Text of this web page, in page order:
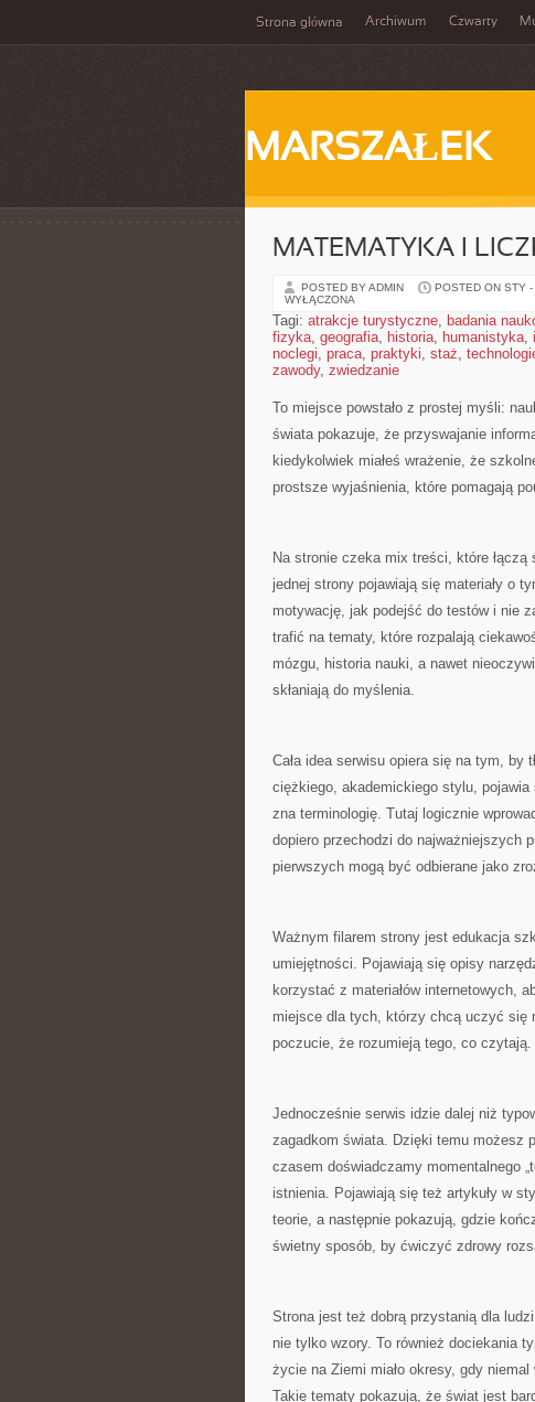
Strona główna Archiwum Czwarty
MARSZAŁEK
MATEMATYKA I
POSTED BY ADMIN POSTED ON STY
WYŁĄCZONA
Tagi: atrakcje turystyczne, badania
fizyka, geografia, historia, humanistyka,
noclegi, praca, praktyki, staż,
zawody, zwiedzanie
To miejsce powstało z prostej myśli:
świata pokazuje, że przyswajanie
kiedykolwiek miałeś wrażenie, że
prostsze wyjaśnienia, które pomagają
Na stronie czeka mix treści, które
jednej strony pojawiają się materiały o
motywację, jak podejść do testów i nie
trafić na tematy, które rozpalają
mózgu, historia nauki, a nawet
skłaniają do myślenia.
Cała idea serwisu opiera się na tym, by
ciężkiego, akademickiego stylu,
zna terminologię. Tutaj logicznie
dopiero przechodzi do najważniejszych
pierwszych mogą być odbierane jako
Ważnym filarem strony jest edukacja
umiejętności. Pojawiają się opisy
korzystać z materiałów internetowych,
miejsce dla tych, którzy chcą uczyć się
poczucie, że rozumieją tego, co czytają.
Jednocześnie serwis idzie dalej niż
zagadkom świata. Dzięki temu możesz
czasem doświadczamy momentalnego
istnienia. Pojawiają się też artykuły w
teorie, a następnie pokazują, gdzie
świetny sposób, by ćwiczyć zdrowy
Strona jest też dobrą przystanią dla
nie tylko wzory. To również dociekania
życie na Ziemi miało okresy, gdy
Takie tematy pokazują, że świat jest